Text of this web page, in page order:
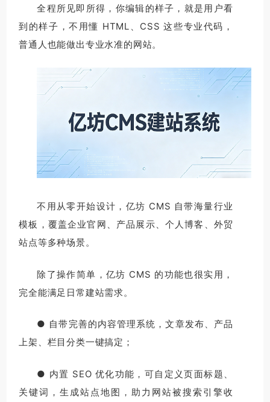
全程所见即所得，你编辑的样子，就是用户看
到的样子，不用懂 HTML、CSS 这些专业代码，
普通人也能做出专业水准的网站。
不用从零开始设计，亿坊 CMS 自带海量行业
模板，覆盖企业官网、产品展示、个人博客、外贸
站点等多种场景。
除了操作简单，亿坊 CMS 的功能也很实用，
完全能满足日常建站需求。
● 自带完善的内容管理系统，文章发布、产品
上架、栏目分类一键搞定；
● 内置 SEO 优化功能，可自定义页面标题、
关键词，生成站点地图，助力网站被搜索引擎收